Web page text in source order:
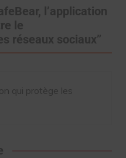
l’application
le
réseaux sociaux”
qui protège les